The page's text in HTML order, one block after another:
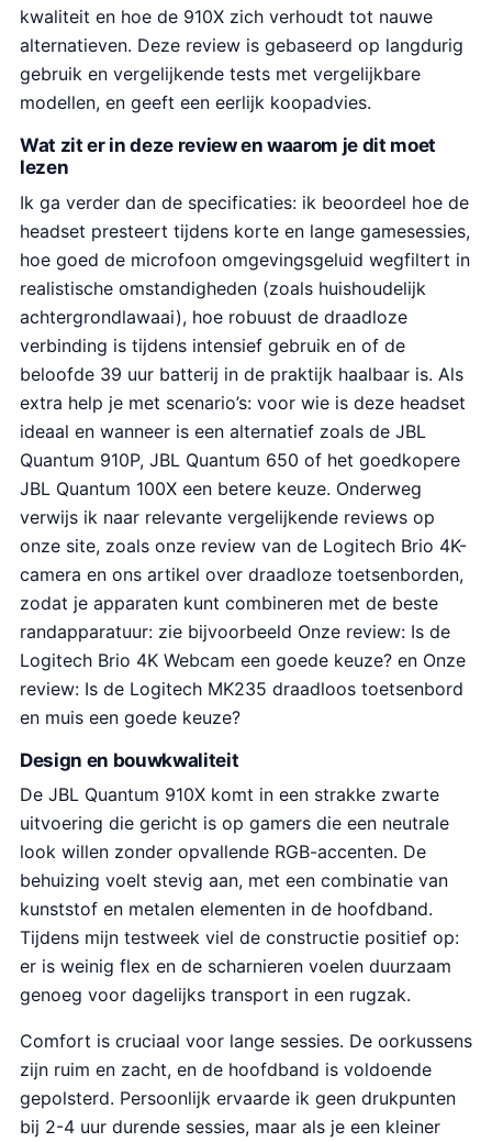
kwaliteit en hoe de 910X zich verhoudt tot nauwe
alternatieven. Deze review is gebaseerd op langdurig
gebruik en vergelijkende tests met vergelijkbare
modellen, en geeft een eerlijk koopadvies.
Wat zit er in deze review en waarom je dit moet
lezen
Ik ga verder dan de specificaties: ik beoordeel hoe de
headset presteert tijdens korte en lange gamesessies,
hoe goed de microfoon omgevingsgeluid wegfiltert in
realistische omstandigheden (zoals huishoudelijk
achtergrondlawaai), hoe robuust de draadloze
verbinding is tijdens intensief gebruik en of de
beloofde 39 uur batterij in de praktijk haalbaar is. Als
extra help je met scenario’s: voor wie is deze headset
ideaal en wanneer is een alternatief zoals de JBL
Quantum 910P, JBL Quantum 650 of het goedkopere
JBL Quantum 100X een betere keuze. Onderweg
verwijs ik naar relevante vergelijkende reviews op
onze site, zoals onze review van de Logitech Brio 4K-
camera en ons artikel over draadloze toetsenborden,
zodat je apparaten kunt combineren met de beste
randapparatuur: zie bijvoorbeeld Onze review: Is de
Logitech Brio 4K Webcam een goede keuze? en Onze
review: Is de Logitech MK235 draadloos toetsenbord
en muis een goede keuze?
Design en bouwkwaliteit
De JBL Quantum 910X komt in een strakke zwarte
uitvoering die gericht is op gamers die een neutrale
look willen zonder opvallende RGB-accenten. De
behuizing voelt stevig aan, met een combinatie van
kunststof en metalen elementen in de hoofdband.
Tijdens mijn testweek viel de constructie positief op:
er is weinig flex en de scharnieren voelen duurzaam
genoeg voor dagelijks transport in een rugzak.
Comfort is cruciaal voor lange sessies. De oorkussens
zijn ruim en zacht, en de hoofdband is voldoende
gepolsterd. Persoonlijk ervaarde ik geen drukpunten
bij 2-4 uur durende sessies, maar als je een kleiner